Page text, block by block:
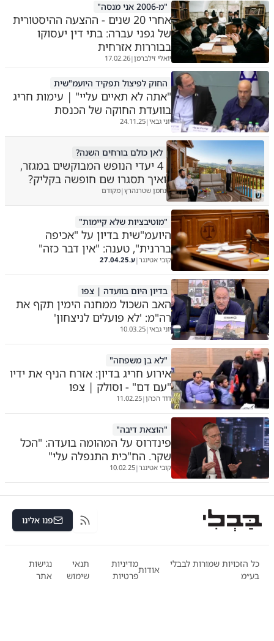
"מ-2006 אני מנסה"
אחרי 20 שנים - ההצעה ההיסטורית
של גפני עברה: בתי דין יעסוקו
בבוררות אזרחית
יואלי זילברמן|
17.02.26
החוק לפיצול תפקיד היועמ"שית
"אתה לא תאיים עליי" | עימות חריג
בוועדת החוקה של הכנסת
יוני גבאי|
24.11.25
ש
לאן כולם בורחים השנה?
4 יעדי הנופש המבוקשים במגזר,
ואיך תסגרו שם חופשה בקליק?
נחמן שטרנהרץ|מקודם
"מוטיבציות שלא קיימות"
היועמ"שית בדיון על "אכיפה
בררנית", טענה: "אין דבר כזה"
קובי אטינגר|ע.27.04.25
בדיון היום בוועדה | צפו
האב השכול ממחנה הימין תקף את
רה"מ: 'לא פועלים לניצחון'
יוני גבאי|
10.03.25
"לא בן משפחה"
אירוע חריג בדיון: אזרח הניף את ידיו
"עם דם" - וסולק | צפו
דוד הכהן|
11.02.25
"הוצאת דיבה"
פינדרוס על המהומה בועדה: "הכל
שקר. הח"כית התנפלה עלי"
קובי אטינגר|
10.02.25
RSS פנו אלינו
כל הזכויות שמורות לבבלי
בע״מ
אודות
מדיניות
פרטיות
תנאי
שימוש
נגישות
אתר